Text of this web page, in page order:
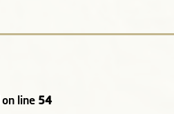
on line 54